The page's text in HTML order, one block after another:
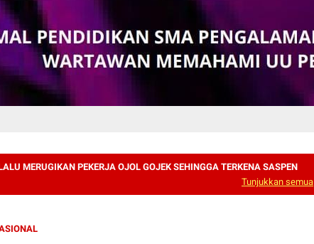
MERUGIKAN PEKERJA OJOL GOJEK SEHINGGA TERKENA SASPEN
Tunjukkan semua